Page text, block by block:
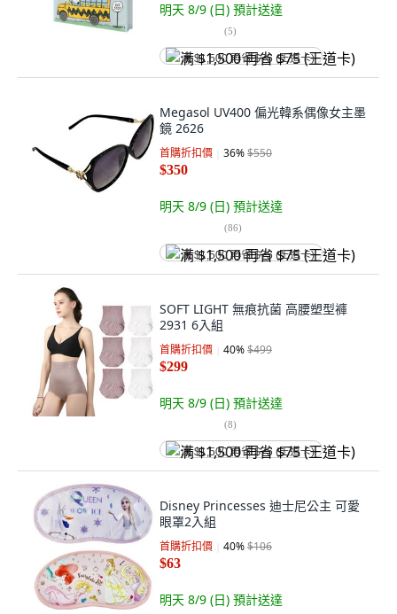
明天 8/9 (日) 預計送達
(5)
满 $1,500 再省 $75 (王道卡)
Megasol UV400 偏光韓系偶像女主墨
鏡 2626
首購折扣價 36%$550
$350
明天 8/9 (日) 預計送達
(86)
满 $1,500 再省 $75 (王道卡)
SOFT LIGHT 無痕抗菌 高腰塑型褲
2931 6入組
首購折扣價 40%$499
$299
明天 8/9 (日) 預計送達
(8)
满 $1,500 再省 $75 (王道卡)
Disney Princesses 迪士尼公主 可愛
眼罩2入組
首購折扣價 40%$106
$63
明天 8/9 (日) 預計送達